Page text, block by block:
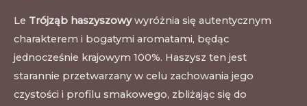
Le Trójząb haszyszowywyróżnia się autentycznym
charakterem i bogatymi aromatami, będąc
jednocześnie krajowym 100%. Haszysz ten jest
starannie przetwarzany w celu zachowania jego
czystości i profilu smakowego, zbliżając się do